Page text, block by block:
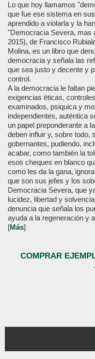
Lo que hoy llamamos
que fue ese sistema en
aprendido a violarla y la
"Democracia Severa, mas
2015), de Francisco
Molina, es un libro que
democracia y señala las
que sea justo y decente y
control.
A la democracia le faltan
exigencias éticas,
examinados, psiquica y
independientes, auténtica
un papel preponderante a
deben influir y, sobre todo,
gobernantes, pudiendo,
acabar, como también la
esos cheques en blanco
como les da la gana,
que son sus jefes y los
Democracia Severa, que
lucidez, libertad y
denuncia que señala los
ayuda a la regeneración y
[Más]
COMPRAR